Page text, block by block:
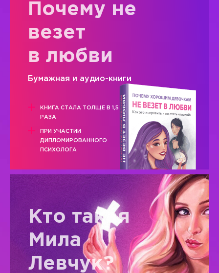
Почему не
везет
в любви
Бумажная и аудио-книги
КНИГА СТАЛА ТОЛЩЕ В 1,5
РАЗА
ПРИ УЧАСТИИ
ДИПЛОМИРОВАННОГО
ПСИХОЛОГА
Кто такая
Мила
Левчук?